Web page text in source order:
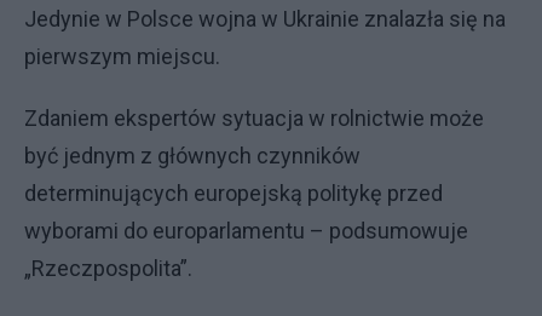
Jedynie w Polsce wojna w Ukrainie znalazła się na
pierwszym miejscu.
Zdaniem ekspertów sytuacja w rolnictwie może
być jednym z głównych czynników
determinujących europejską politykę przed
wyborami do europarlamentu – podsumowuje
„Rzeczpospolita”.